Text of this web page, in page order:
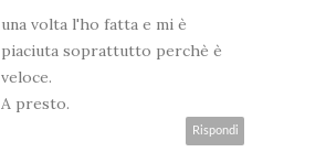
una volta l'ho fatta e mi è
piaciuta soprattutto perchè è
veloce.
A presto.
Rispondi